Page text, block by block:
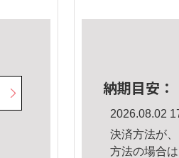
納期目安：
2026.08.02
決済方法が
方法の場合は